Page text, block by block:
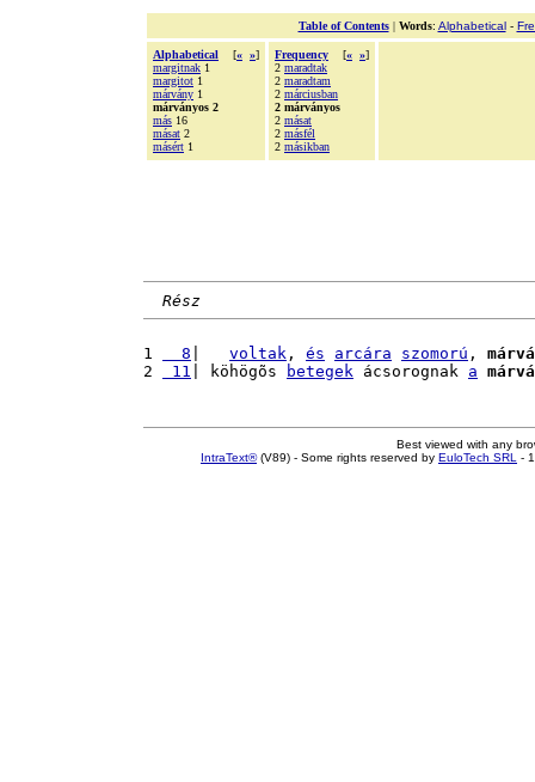
Table of Contents| Words: Alphabetical-
Alphabetical [« »]
margitnak 1
margitot 1
márvány 1
márványos 2
más 16
másat 2
másért 1
Frequency [« »]
2 maradtak
2 maradtam
2 márciusban
2 márványos
2 másat
2 másfél
2 másikban
Rész
1
  8
voltak , és arcára szomorú ,
2
11 | köhögõs betegek ácsorognak a
Best viewed with any
IntraText®(V89) - Some rights reserved by EuloTech SRL -